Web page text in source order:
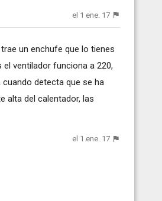
el 1 ene. 17
un enchufe que lo tienes
ventilador funciona a 220,
detecta que se ha
alta del calentador, las
el 1 ene. 17